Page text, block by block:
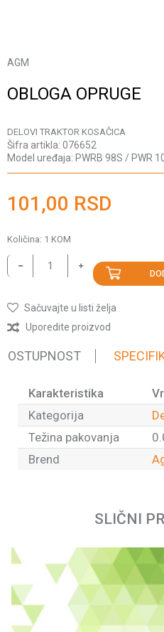
AGM
OBLOGA OPRUGE
DELOVI TRAKTOR KOSAČICA
Šifra artikla: 076652
Model uređaja: PWRB 98S / PWR
101,00 RSD
Količina: 1 KOM
Sačuvajte u listi želja
Uporedite proizvod
Karakteristika
Kategorija
Težina pakovanja
Brend
Poruka
SLIČNI